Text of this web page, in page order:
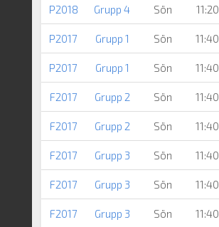
P2018 Grupp 4 Sön 11:20
P2017 Grupp 1 Sön 11:40
P2017 Grupp 1 Sön 11:40
F2017 Grupp 2 Sön 11:40
F2017 Grupp 2 Sön 11:40
F2017 Grupp 3 Sön 11:40
F2017 Grupp 3 Sön 11:40
F2017 Grupp 3 Sön 11:40